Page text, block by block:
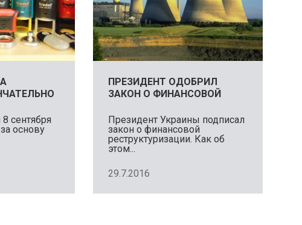
сентября
основу
ПРЕЗИДЕНТ ОДОБРИЛ
ЗАКОН О ФИНАНСОВОЙ
Президент Украины подписал
закон о финансовой
реструктуризации. Как об
этом...
29.7.2016